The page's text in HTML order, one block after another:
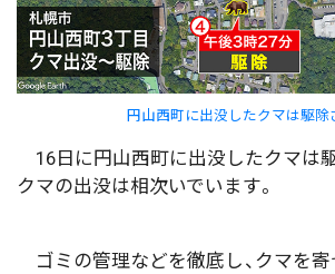
円山西町に出没したクマは駆除
16日に円山西町に出没したクマは
クマの出没は相次いでいます。
ゴミの管理などを徹底し、クマを